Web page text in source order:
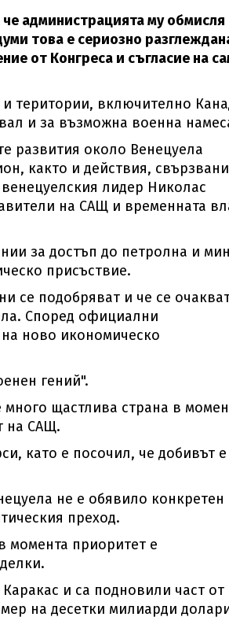
администрацията му обмисля
това е сериозно
от Конгреса и съгласие на
територии, включително
и за възможна военна
развития около Венецуела
както и действия,
лидер Николас
на САЩ и временната
за достъп до петролна и
присъствие.
се подобряват и че се
Според официални
на ново икономическо
гений".
щастлива страна в
на САЩ.
като е посочил, че добивът
не е обявило конкретен
преход.
момента приоритет е
и са подновили част от
на десетки милиарди